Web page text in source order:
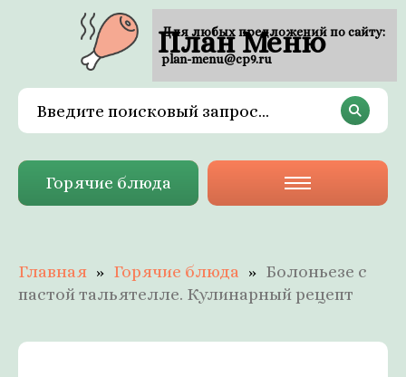
План Меню
Горячие блюда
Главная Горячие блюда
Болоньезе с
пастой тальятелле. Кулинарный рецепт
Для любых предложений по сайту:
plan-menu@cp9.ru